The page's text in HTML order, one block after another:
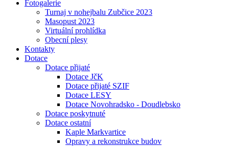
Fotogalerie
Turnaj v nohejbalu Zubčice 2023
Masopust 2023
Virtuální prohlídka
Obecní plesy
Kontakty
Dotace
Dotace přijaté
Dotace JčK
Dotace přijaté SZIF
Dotace LESY
Dotace Novohradsko - Doudlebsko
Dotace poskytnuté
Dotace ostatní
Kaple Markvartice
Opravy a rekonstrukce budov